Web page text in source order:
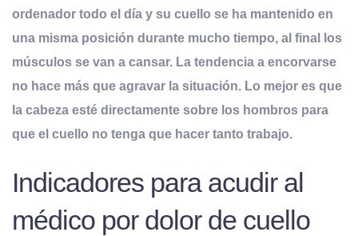
ordenador todo el día y su cuello se ha mantenido en
una misma posición durante mucho tiempo, al final los
músculos se van a cansar. La tendencia a encorvarse
no hace más que agravar la situación. Lo mejor es que
la cabeza esté directamente sobre los hombros para
que el cuello no tenga que hacer tanto trabajo.
Indicadores para acudir al
médico por dolor de cuello